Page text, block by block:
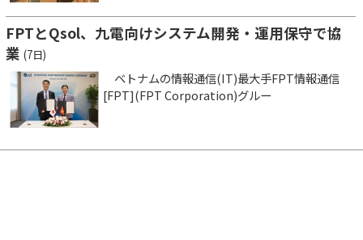
FPTとQsol、九電向けシステム開発・運用保守で協
業 (7日)
ベトナムの情報通信(IT)最大手FPT情報通信
[FPT](FPT Corporation)グルー